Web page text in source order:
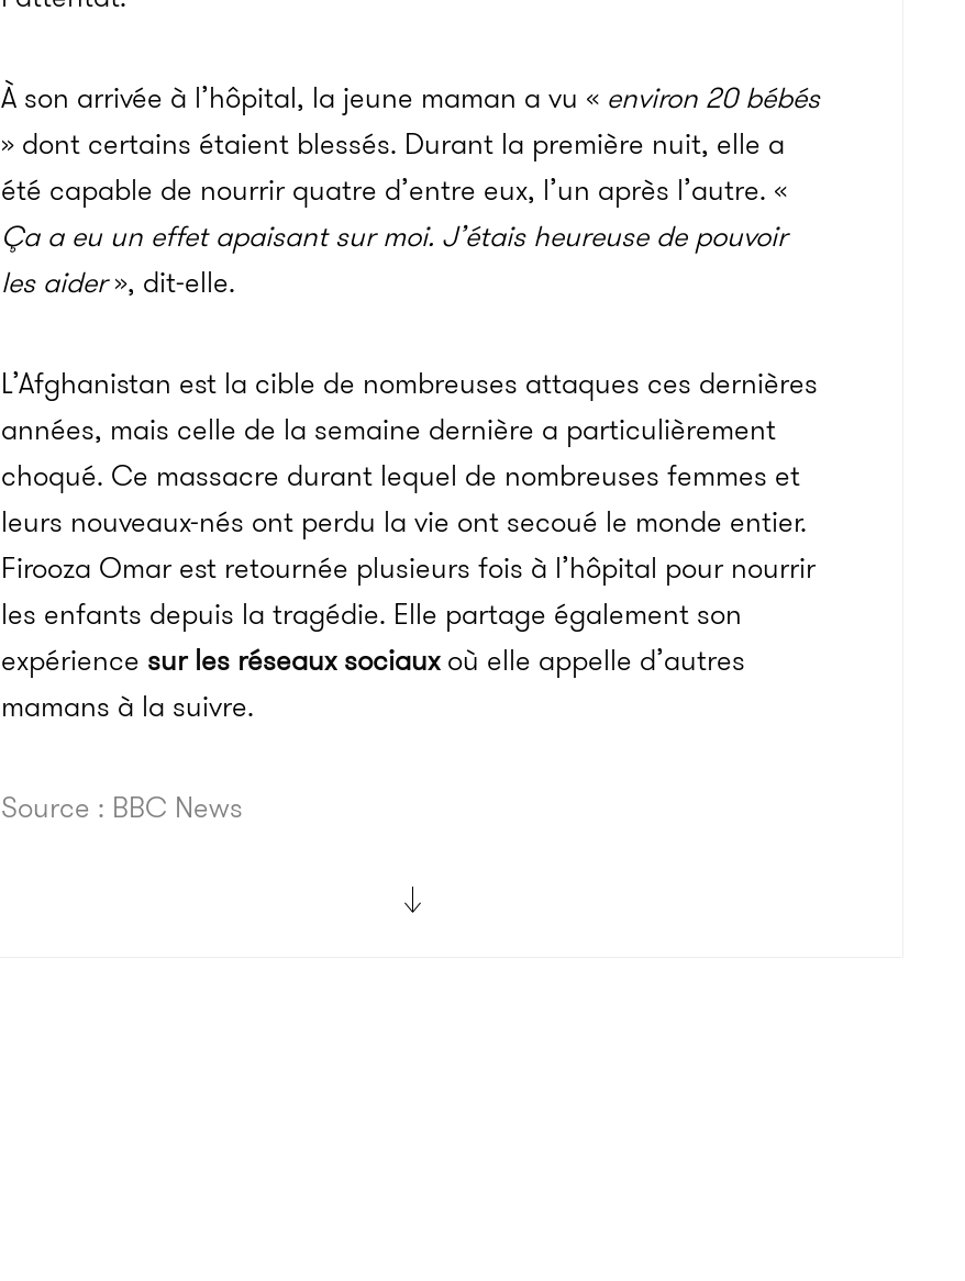
À son arrivée à l’hôpital, la jeune maman a vu « environ 20 bébés
» dont certains étaient blessés. Durant la première nuit, elle a
été capable de nourrir quatre d’entre eux, l’un après l’autre. «
Ça a eu un effet apaisant sur moi. J’étais heureuse de pouvoir
les aider», dit-elle.
L’Afghanistan est la cible de nombreuses attaques ces dernières
années, mais celle de la semaine dernière a particulièrement
choqué. Ce massacre durant lequel de nombreuses femmes et
leurs nouveaux-nés ont perdu la vie ont secoué le monde entier.
Firooza Omar est retournée plusieurs fois à l’hôpital pour nourrir
les enfants depuis la tragédie. Elle partage également son
expérience sur les réseaux sociauxoù elle appelle d’autres
mamans à la suivre.
Source : BBC News